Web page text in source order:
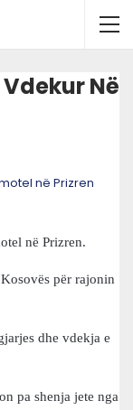
Në
në Prizren.
për rajonin
dhe vdekja e
pa shenja jete nga